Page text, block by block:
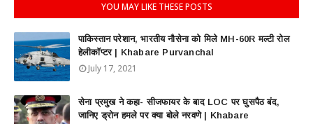
YOU MAY LIKE THESE POSTS
पाकिस्तान परेशान, भारतीय नौसेना को मिले MH-60R मल्टी रोल
हेलीकॉप्टर | Khabare Purvanchal
July 17, 2021
सेना प्रमुख ने कहा- सीजफायर के बाद LOC पर घुसपैठ बंद,
जानिए ड्रोन हमले पर क्या बोले नरवणे | Khabare